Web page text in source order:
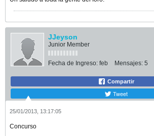
JJeyson
Junior Member
Fecha de Ingreso: feb Mensajes: 5
Compartir
Tweet
25/01/2013, 13:17:05
Concurso